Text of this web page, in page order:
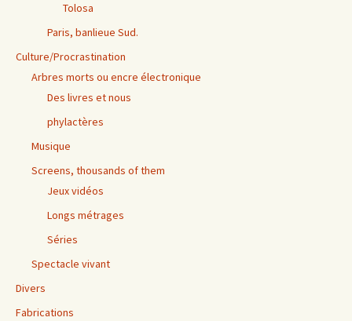
Tolosa
Paris, banlieue Sud.
Culture/Procrastination
Arbres morts ou encre électronique
Des livres et nous
phylactères
Musique
Screens, thousands of them
Jeux vidéos
Longs métrages
Séries
Spectacle vivant
Divers
Fabrications